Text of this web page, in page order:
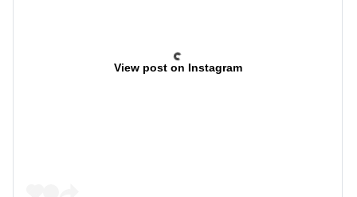
View post on Instagram